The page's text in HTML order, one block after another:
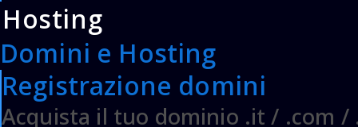
Hosting
Domini e Hosting
Registrazione domini
Acquista il tuo dominio .it / .com
oppure registrerò un